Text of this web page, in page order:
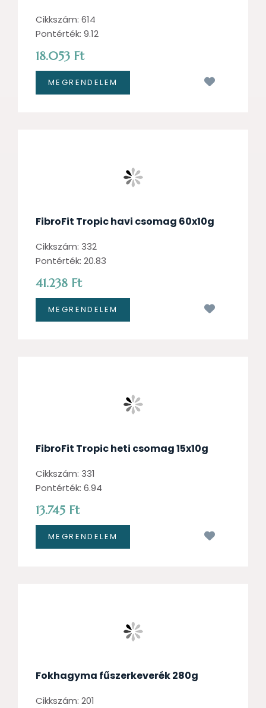
Cikkszám: 614
Pontérték: 9.12
18.053 Ft
FibroFit Tropic havi csomag 60x10g
Cikkszám: 332
Pontérték: 20.83
41.238 Ft
FibroFit Tropic heti csomag 15x10g
Cikkszám: 331
Pontérték: 6.94
13.745 Ft
Fokhagyma fűszerkeverék 280g
Cikkszám: 201